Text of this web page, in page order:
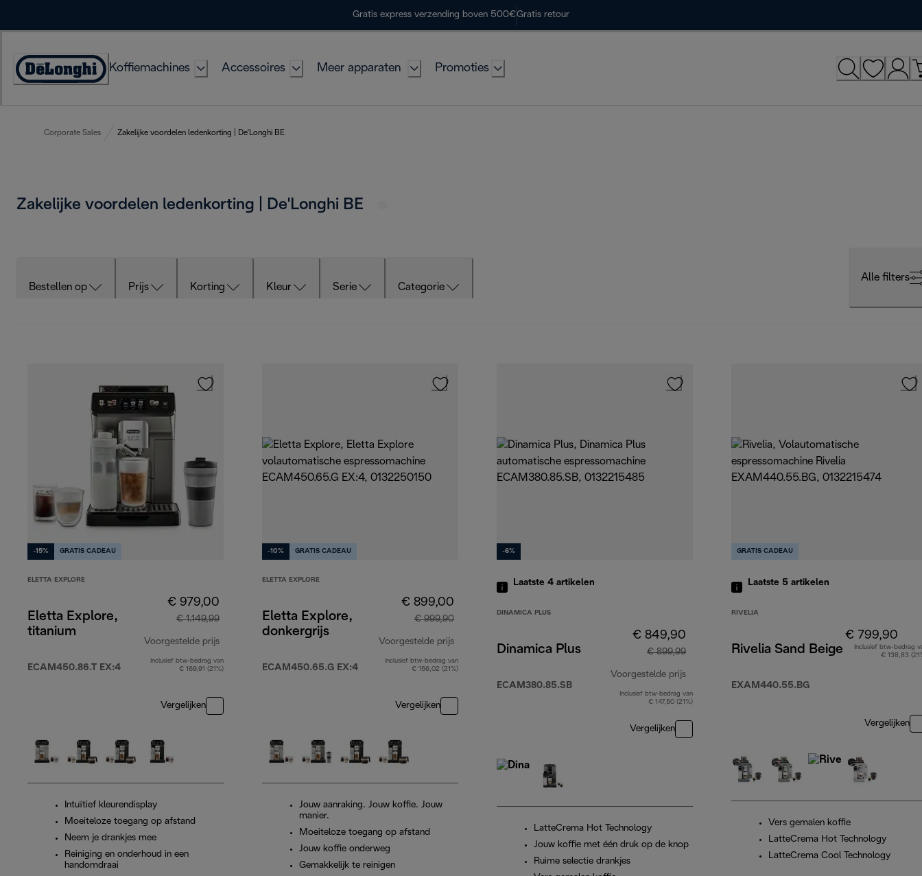
Gratis express verzending boven 500€Gratis retour
Accessibility
Koffiemachines Accessoires Meer apparaten Promoties
Corporate Sales Zakelijke voordelen ledenkorting | De'Longhi BE
Zakelijke voordelen ledenkorting | De'Longhi BE
Bestellen op Prijs Korting Kleur Serie Categorie
Alle filters
-15% GRATIS CADEAU
ELETTA EXPLORE
Eletta Explore,
titanium
ECAM450.86.T EX:4
€ 979,00
€ 1.149,99
Voorgestelde prijs
originele prijs € 1.149,99
Inclusief btw-bedrag van
€ 169,91 (21%)
Vergelijken
Intuïtief kleurendisplay
Moeiteloze toegang op afstand
Neem je drankjes mee
Reiniging en onderhoud in een
handomdraai
-10% GRATIS CADEAU
ELETTA EXPLORE
Eletta Explore,
donkergrijs
ECAM450.65.G EX:4
€ 899,00
€ 999,90
Voorgestelde prijs
originele prijs € 999,90
Inclusief btw-bedrag van
€ 156,02 (21%)
Vergelijken
Jouw aanraking. Jouw koffie. Jouw
manier.
Moeiteloze toegang op afstand
Jouw koffie onderweg
Gemakkelijk te reinigen
-6%
Laatste 4 artikelen
DINAMICA PLUS
Dinamica Plus
ECAM380.85.SB
€ 849,90
€ 899,99
Voorgestelde prijs
originele prijs € 899,99
Inclusief btw-bedrag van
€ 147,50 (21%)
Vergelijken
LatteCrema Hot Technology
Jouw koffie met één druk op de knop
Ruime selectie drankjes
GRATIS CADEAU
Laatste 5 artikelen
RIVELIA
Rivelia Sand Beige
EXAM440.55.BG
€ 799,90
Inclusief btw-bedrag
€ 138,83
Vergelijken
Vers gemalen koffie
LatteCrema Hot Technology
LatteCrema Cool Technology